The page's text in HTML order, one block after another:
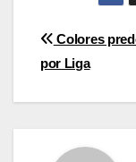
Post
Colores
por Liga